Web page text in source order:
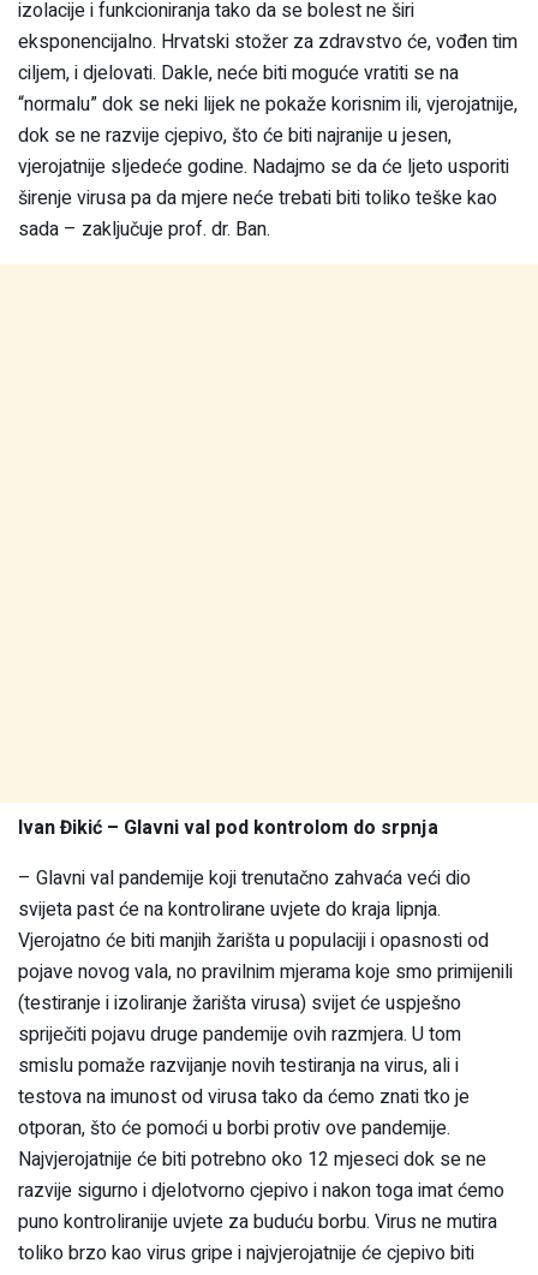
izolacije i funkcioniranja tako da se bolest ne širi
eksponencijalno. Hrvatski stožer za zdravstvo će, vođen tim
ciljem, i djelovati. Dakle, neće biti moguće vratiti se na
“normalu” dok se neki lijek ne pokaže korisnim ili, vjerojatnije,
dok se ne razvije cjepivo, što će biti najranije u jesen,
vjerojatnije sljedeće godine. Nadajmo se da će ljeto usporiti
širenje virusa pa da mjere neće trebati biti toliko teške kao
sada – zaključuje prof. dr. Ban.
Ivan Đikić – Glavni val pod kontrolom do srpnja
– Glavni val pandemije koji trenutačno zahvaća veći dio
svijeta past će na kontrolirane uvjete do kraja lipnja.
Vjerojatno će biti manjih žarišta u populaciji i opasnosti od
pojave novog vala, no pravilnim mjerama koje smo primijenili
(testiranje i izoliranje žarišta virusa) svijet će uspješno
spriječiti pojavu druge pandemije ovih razmjera. U tom
smislu pomaže razvijanje novih testiranja na virus, ali i
testova na imunost od virusa tako da ćemo znati tko je
otporan, što će pomoći u borbi protiv ove pandemije.
Najvjerojatnije će biti potrebno oko 12 mjeseci dok se ne
razvije sigurno i djelotvorno cjepivo i nakon toga imat ćemo
puno kontroliranije uvjete za buduću borbu. Virus ne mutira
toliko brzo kao virus gripe i najvjerojatnije će cjepivo biti